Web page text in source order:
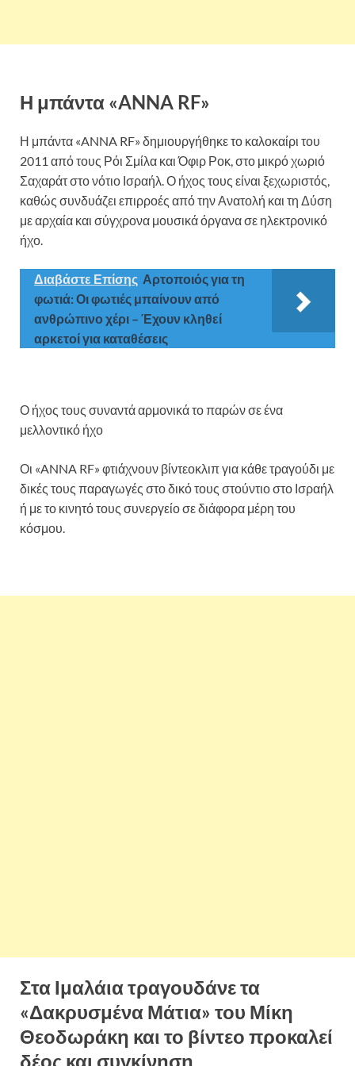
Η μπάντα «ANNA RF»
Η μπάντα «ANNA RF» δημιουργήθηκε το καλοκαίρι του
2011 από τους Ρόι Σμίλα και Όφιρ Ροκ, στο μικρό χωριό
Σαχαράτ στο νότιο Ισραήλ. Ο ήχος τους είναι ξεχωριστός,
καθώς συνδυάζει επιρροές από την Ανατολή και τη Δύση
με αρχαία και σύγχρονα μουσικά όργανα σε ηλεκτρονικό
ήχο.
Διαβάστε Επίσης Αρτοποιός για τη
φωτιά: Οι φωτιές μπαίνουν από
ανθρώπινο χέρι – Έχουν κληθεί
αρκετοί για καταθέσεις
Ο ήχος τους συναντά αρμονικά το παρών σε ένα
μελλοντικό ήχο
Οι «ANNA RF» φτιάχνουν βίντεοκλιπ για κάθε τραγούδι με
δικές τους παραγωγές στο δικό τους στούντιο στο Ισραήλ
ή με το κινητό τους συνεργείο σε διάφορα μέρη του
κόσμου.
Στα Ιμαλάια τραγουδάνε τα
«Δακρυσμένα Μάτια» του Μίκη
Θεοδωράκη και το βίντεο προκαλεί
δέος και συγκίνηση